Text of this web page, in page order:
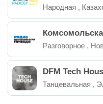
Народная ,
Разговорное ,
DFM Tech
Танцевальная ,
Техно,Россия